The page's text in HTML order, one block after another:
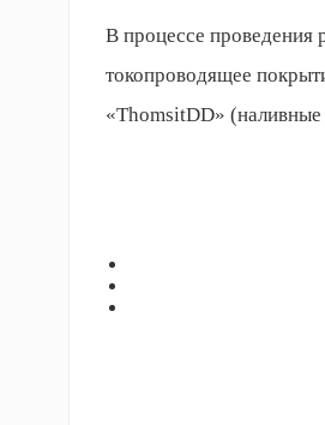
В процессе проведения
токопроводящее
«ThomsitDD»